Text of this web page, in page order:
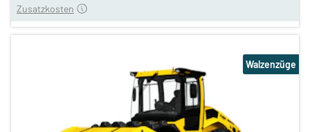
Zusatzkosten
Walzenzüge